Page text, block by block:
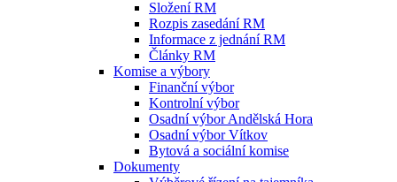
Složení RM
Rozpis zasedání RM
Informace z jednání RM
Články RM
Komise a výbory
Finanční výbor
Kontrolní výbor
Osadní výbor Andělská Hora
Osadní výbor Vítkov
Bytová a sociální komise
Dokumenty